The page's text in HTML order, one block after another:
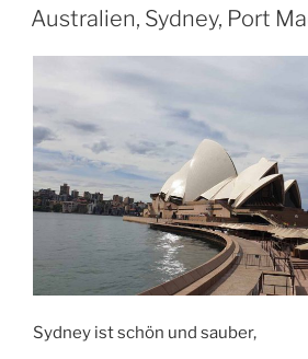
Australien“
AM
Australien, Sydney, Port
Sydney ist schön und sauber,